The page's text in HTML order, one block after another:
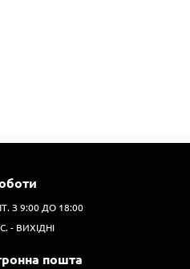
З 9:00 ДО 18:00
- ВИХІДНІ
пошта